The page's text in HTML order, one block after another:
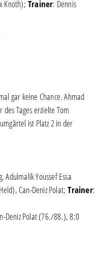
Knoth); Trainer: Dennis
gar keine Chance. Ahmad
Tages erzielte Tom
ist Platz 2 in der
Youssef Essa
Can-Deniz Polat;Trainer:
Polat (76./88.), 8:0